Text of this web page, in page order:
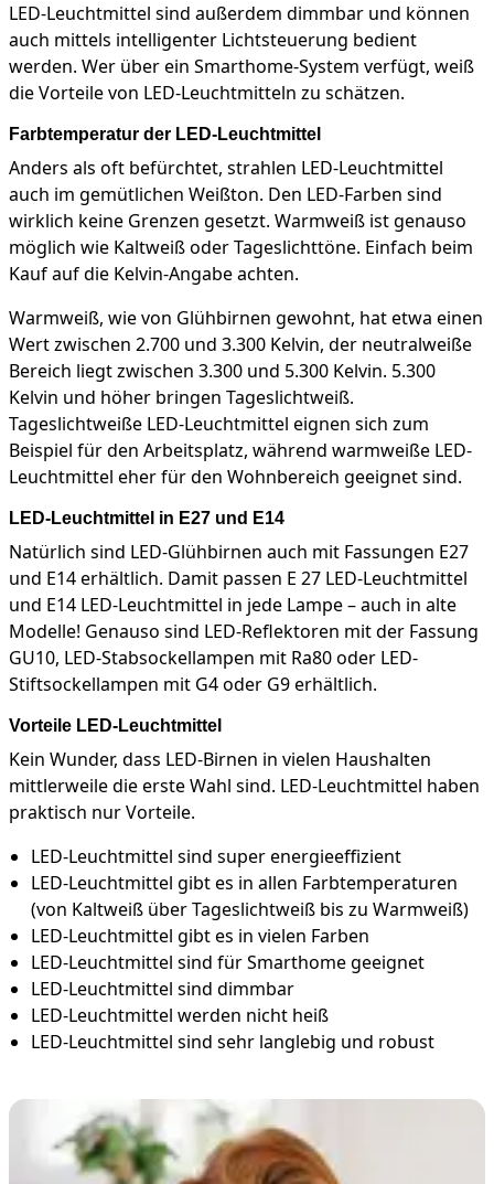
LED-Leuchtmittel sind außerdem dimmbar und können
auch mittels intelligenter Lichtsteuerung bedient
werden. Wer über ein Smarthome-System verfügt, weiß
die Vorteile von LED-Leuchtmitteln zu schätzen.
Farbtemperatur der LED-Leuchtmittel
Anders als oft befürchtet, strahlen LED-Leuchtmittel
auch im gemütlichen Weißton. Den LED-Farben sind
wirklich keine Grenzen gesetzt. Warmweiß ist genauso
möglich wie Kaltweiß oder Tageslichttöne. Einfach beim
Kauf auf die Kelvin-Angabe achten.
Warmweiß, wie von Glühbirnen gewohnt, hat etwa einen
Wert zwischen 2.700 und 3.300 Kelvin, der neutralweiße
Bereich liegt zwischen 3.300 und 5.300 Kelvin. 5.300
Kelvin und höher bringen Tageslichtweiß.
Tageslichtweiße LED-Leuchtmittel eignen sich zum
Beispiel für den Arbeitsplatz, während warmweiße LED-
Leuchtmittel eher für den Wohnbereich geeignet sind.
LED-Leuchtmittel in E27 und E14
Natürlich sind LED-Glühbirnen auch mit Fassungen E27
und E14 erhältlich. Damit passen E 27 LED-Leuchtmittel
und E14 LED-Leuchtmittel in jede Lampe – auch in alte
Modelle! Genauso sind LED-Reflektoren mit der Fassung
GU10, LED-Stabsockellampen mit Ra80 oder LED-
Stiftsockellampen mit G4 oder G9 erhältlich.
Vorteile LED-Leuchtmittel
Kein Wunder, dass LED-Birnen in vielen Haushalten
mittlerweile die erste Wahl sind. LED-Leuchtmittel haben
praktisch nur Vorteile.
LED-Leuchtmittel sind super energieeffizient
LED-Leuchtmittel gibt es in allen Farbtemperaturen
(von Kaltweiß über Tageslichtweiß bis zu Warmweiß)
LED-Leuchtmittel gibt es in vielen Farben
LED-Leuchtmittel sind für Smarthome geeignet
LED-Leuchtmittel sind dimmbar
LED-Leuchtmittel werden nicht heiß
LED-Leuchtmittel sind sehr langlebig und robust